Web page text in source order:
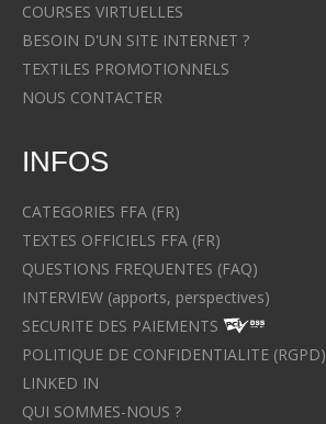
COURSES VIRTUELLES
BESOIN D'UN SITE INTERNET ?
TEXTILES PROMOTIONNELS
NOUS CONTACTER
INFOS
CATEGORIES FFA (FR)
TEXTES OFFICIELS FFA (FR)
QUESTIONS FREQUENTES (FAQ)
INTERVIEW (apports, perspectives)
SECURITE DES PAIEMENTS
POLITIQUE DE CONFIDENTIALITE (RGPD)
LINKED IN
QUI SOMMES-NOUS ?